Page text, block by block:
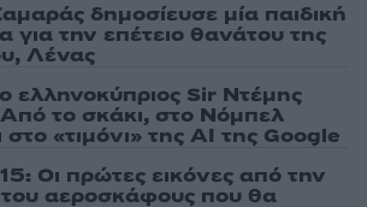
δημοσίευσε μία παιδική
για την επέτειο θανάτου της
Λένας
ο ελληνοκύπριος Sir Ντέμης
το σκάκι, στο Νόμπελ
στο «τιμόνι» της AI της Google
Οι πρώτες εικόνες από την
αεροσκάφους που θα